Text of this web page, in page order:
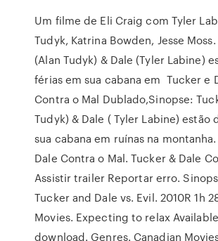
Um filme de Eli Craig com Tyler
Tudyk, Katrina Bowden, Jesse
(Alan Tudyk) & Dale (Tyler Labine)
férias em sua cabana em Tucker e
Contra o Mal Dublado,Sinopse:
Tudyk) & Dale ( Tyler Labine) estão
sua cabana em ruínas na
Dale Contra o Mal. Tucker & Dale
Assistir trailer Reportar erro.
Tucker and Dale vs. Evil. 2010R 1h
Movies. Expecting to relax
download. Genres. Canadian